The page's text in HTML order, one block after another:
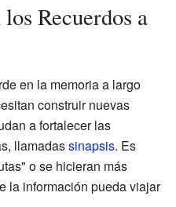
Recuerdos a
en la memoria a largo
construir nuevas
a fortalecer las
llamadassinapsis. Es
o se hicieran más
la información pueda viajar